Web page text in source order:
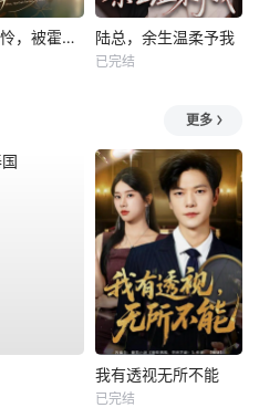
天降小可怜，被霍爷宠上天 陆总，余生温柔予我
已完结
更多
我有透视无所不能
已完结